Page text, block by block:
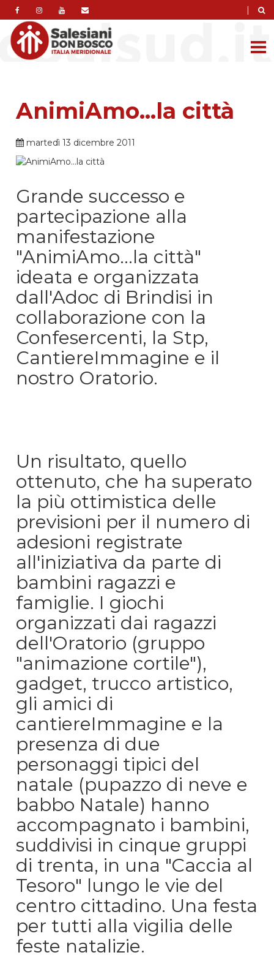
|
AnimiAmo...la città
martedì 13 dicembre 2011
Grande successo e
partecipazione alla
manifestazione
"AnimiAmo...la città"
ideata e organizzata
dall'Adoc di Brindisi in
collaborazione con la
Confesercenti, la Stp,
CantiereImmagine e il
nostro Oratorio.
Un risultato, quello
ottenuto, che ha superato
la più ottimistica delle
previsioni per il numero di
adesioni registrate
all'iniziativa da parte di
bambini ragazzi e
famiglie. I giochi
organizzati dai ragazzi
dell'Oratorio (gruppo
"animazione cortile"),
gadget, trucco artistico,
gli amici di
cantiereImmagine e la
presenza di due
personaggi tipici del
natale (pupazzo di neve e
babbo Natale) hanno
accompagnato i bambini,
suddivisi in cinque gruppi
di trenta, in una "Caccia al
Tesoro" lungo le vie del
centro cittadino. Una festa
per tutti alla vigilia delle
feste natalizie.